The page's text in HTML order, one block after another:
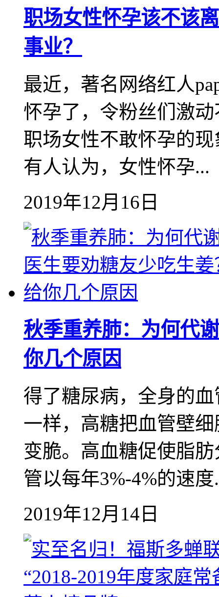
职场女性怀孕该不该
事业？
最近，著名网络红人
怀孕了，令粉丝们激
职场女性不敢怀孕的
有人认为，女性怀孕...
2019年12月16日
秋季重养肺：为何代
你几个原因
得了糖尿病，全身的
一样，高糖把血管壁
变脆。高血糖促使脂
管以每年3%-4%的速度
2019年12月14日